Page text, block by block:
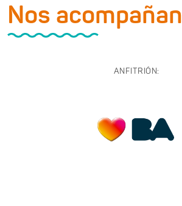
Nos acompañan
ANFITRIÓN: